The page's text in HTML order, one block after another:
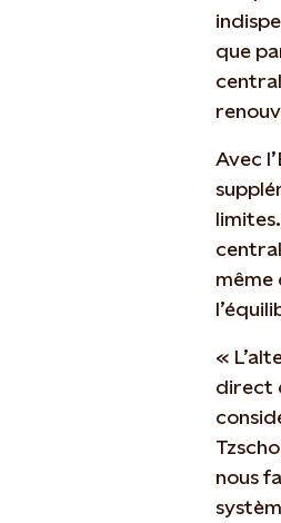
que
Avec
même
«
direct
nous